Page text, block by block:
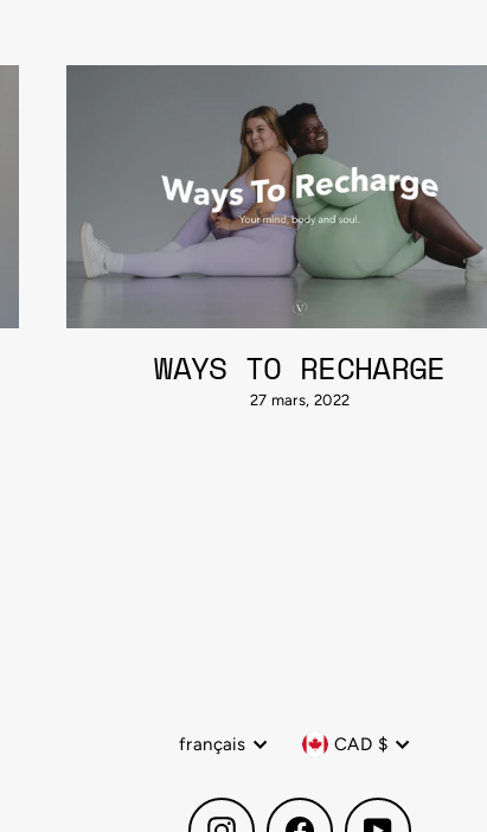
WAYS TO RECHARGE
27 mars, 2022
Langue
français Devise
CAD $
Instagram Facebook YouTube